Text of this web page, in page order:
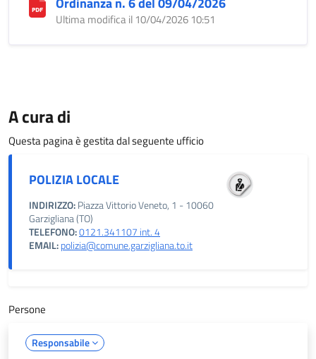
Ultima modifica il 10/04/2026 10:51
A cura di
Questa pagina è gestita dal seguente ufficio
POLIZIA LOCALE
INDIRIZZO:Piazza Vittorio Veneto, 1 - 10060
Garzigliana (TO)
TELEFONO:0121.341107 int. 4
EMAIL:polizia@comune.garzigliana.to.it
Persone
Responsabile